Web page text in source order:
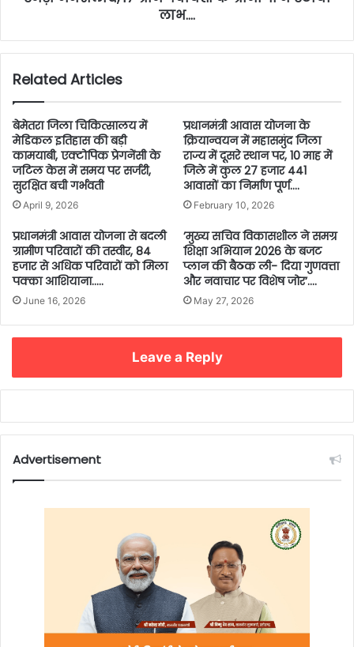
लाभ….
Related Articles
बेमेतरा जिला चिकित्सालय में
मेडिकल इतिहास की बड़ी
कामयाबी, एक्टोपिक प्रेगनेंसी के
जटिल केस में समय पर सर्जरी,
सुरक्षित बची गर्भवती
April 9, 2026
प्रधानमंत्री आवास योजना के
क्रियान्वयन में महासमुंद जिला
राज्य में दूसरे स्थान पर, 10 माह में
जिले में कुल 27 हजार 441
आवासों का निर्माण पूर्ण….
February 10, 2026
प्रधानमंत्री आवास योजना से बदली
ग्रामीण परिवारों की तस्वीर, 84
हजार से अधिक परिवारों को मिला
पक्का आशियाना…..
June 16, 2026
’मुख्य सचिव विकासशील ने समग्र
शिक्षा अभियान 2026 के बजट
प्लान की बैठक ली- दिया गुणवत्ता
और नवाचार पर विशेष जोर’….
May 27, 2026
Leave a Reply
Advertisement